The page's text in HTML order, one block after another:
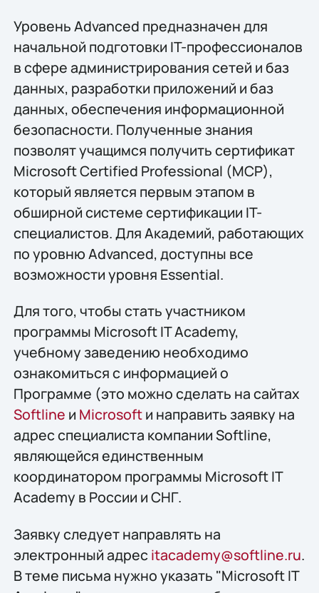
Уровень Advanced предназначен для
начальной подготовки IT-профессионалов
в сфере администрирования сетей и баз
данных, разработки приложений и баз
данных, обеспечения информационной
безопасности. Полученные знания
позволят учащимся получить сертификат
Microsoft Certified Professional (МСР),
который является первым этапом в
обширной системе сертификации IT-
специалистов. Для Академий, работающих
по уровню Advanced, доступны все
возможности уровня Essential.
Для того, чтобы стать участником
программы Microsoft IT Academy,
учебному заведению необходимо
ознакомиться с информацией о
Программе (это можно сделать на сайтах
Softline и Microsoftи направить заявку на
адрес специалиста компании Softline,
являющейся единственным
координатором программы Microsoft IT
Academy в России и СНГ.
Заявку следует направлять на
электронный адресitacademy@softline.ru.
В теме письма нужно указать "Microsoft IT